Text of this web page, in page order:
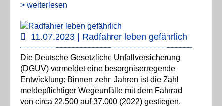
> weiterlesen
11.07.2023 | Radfahrer leben gefährlich
Die Deutsche Gesetzliche Unfallversicherung
(DGUV) vermeldet eine besorgniserregende
Entwicklung: Binnen zehn Jahren ist die Zahl
meldepflichtiger Wegeunfälle mit dem Fahrrad
von circa 22.500 auf 37.000 (2022) gestiegen.